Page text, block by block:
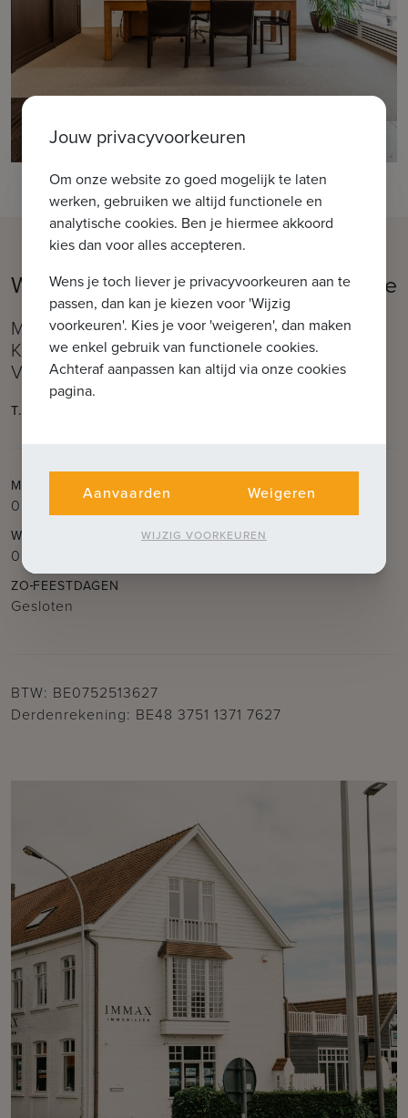
Welkom in ons kantoor IMMAX Brugge
Moerkerkse Steenweg 1, 8310 Brugge (Sint-
Kruis)
Vlakbij de Kruispoort
T.
MA VR
09.30u – 12.30u
WO
09.30u – 12.30u
ZO FEESTDAGEN
Gesloten
BTW: BE0752513627
Derdenrekening: BE48 3751 1371 7627
Jouw privacyvoorkeuren
Om onze website zo goed mogelijk te laten
werken, gebruiken we altijd functionele en
analytische cookies. Ben je hiermee akkoord
kies dan voor alles accepteren.
Wens je toch liever je privacyvoorkeuren aan te
passen, dan kan je kiezen voor 'Wijzig
voorkeuren'. Kies je voor 'weigeren', dan maken
we enkel gebruik van functionele cookies.
Achteraf aanpassen kan altijd via onze cookies
pagina.
Aanvaarden Weigeren
WIJZIG VOORKEUREN